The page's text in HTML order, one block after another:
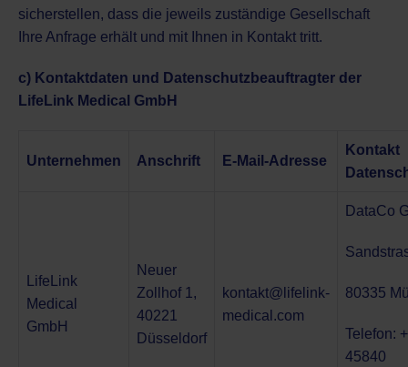
sicherstellen, dass die jeweils zuständige Gesellschaft
Ihre Anfrage erhält und mit Ihnen in Kontakt tritt.
c) Kontaktdaten und Datenschutzbeauftragter der
LifeLink Medical GmbH
Unternehmen Anschrift E-Mail-Adresse
Kontakt
LifeLink
Medical
GmbH
Neuer
Zollhof 1,
40221
Düsseldorf
kontakt@lifelink-
medical.com
DataCo
80335
Telefon:
45840